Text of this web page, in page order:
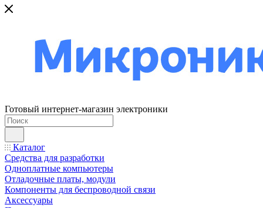
Готовый интернет-магазин электроники
Каталог
Средства для разработки
Одноплатные компьютеры
Отладочные платы, модули
Компоненты для беспроводной связи
Аксессуары